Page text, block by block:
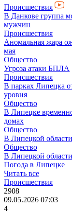
Происшествия
В Данкове группа
мужчин
Происшествия
Аномальная жара
мая
Общество
Угроза атаки БПЛА
Происшествия
В парках Липецка
уровня
Общество
В Липецке
домах
Общество
В Липецкой
Общество
В Липецкой
Погода в Липецке
Читать все
Происшествия
2908
09.05.2026 07:03
4